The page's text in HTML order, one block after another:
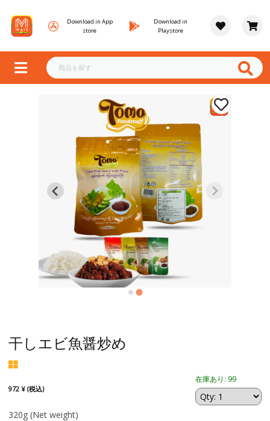
Download in App
store
Download in
Playstore
干しエビ魚醤炒め
972 ¥ (税込)
在庫あり: 99
320g (Net weight)